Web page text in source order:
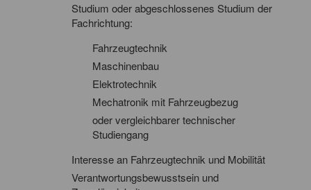
Studium oder abgeschlossenes Studium der
Fachrichtung:
Fahrzeugtechnik
Maschinenbau
Elektrotechnik
Mechatronik mit Fahrzeugbezug
oder vergleichbarer technischer
Studiengang
Interesse an Fahrzeugtechnik und Mobilität
Verantwortungsbewusstsein und